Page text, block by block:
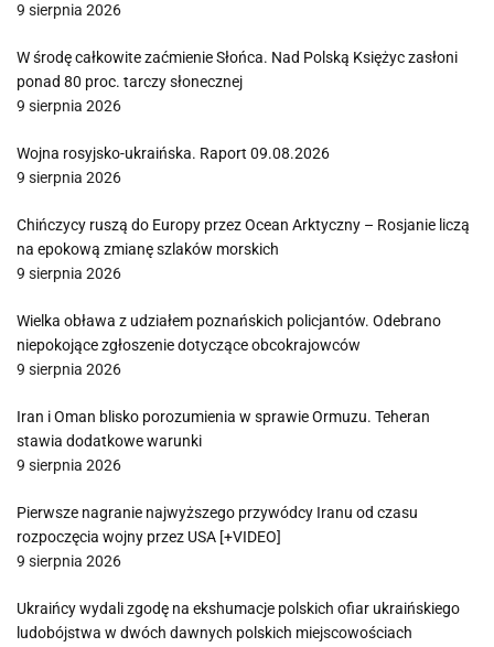
9 sierpnia 2026
W środę całkowite zaćmienie Słońca. Nad Polską Księżyc zasłoni
ponad 80 proc. tarczy słonecznej
9 sierpnia 2026
Wojna rosyjsko-ukraińska. Raport 09.08.2026
9 sierpnia 2026
Chińczycy ruszą do Europy przez Ocean Arktyczny – Rosjanie liczą
na epokową zmianę szlaków morskich
9 sierpnia 2026
Wielka obława z udziałem poznańskich policjantów. Odebrano
niepokojące zgłoszenie dotyczące obcokrajowców
9 sierpnia 2026
Iran i Oman blisko porozumienia w sprawie Ormuzu. Teheran
stawia dodatkowe warunki
9 sierpnia 2026
Pierwsze nagranie najwyższego przywódcy Iranu od czasu
rozpoczęcia wojny przez USA [+VIDEO]
9 sierpnia 2026
Ukraińcy wydali zgodę na ekshumacje polskich ofiar ukraińskiego
ludobójstwa w dwóch dawnych polskich miejscowościach